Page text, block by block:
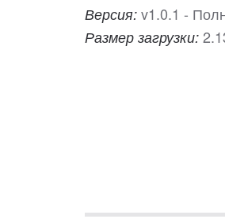
Версия: v1.0.1 -
Размер загрузки: